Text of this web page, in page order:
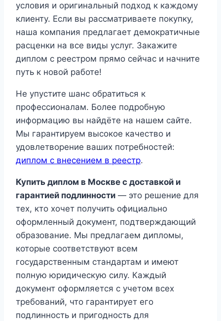
условия и оригинальный подход к каждому
клиенту. Если вы рассматриваете покупку,
наша компания предлагает демократичные
расценки на все виды услуг. Закажите
диплом с реестром прямо сейчас и начните
путь к новой работе!
Не упустите шанс обратиться к
профессионалам. Более подробную
информацию вы найдёте на нашем сайте.
Мы гарантируем высокое качество и
удовлетворение ваших потребностей:
диплом с внесением в реестр.
Купить диплом в Москве с доставкой и
гарантией подлинности — это решение для
тех, кто хочет получить официально
оформленный документ, подтверждающий
образование. Мы предлагаем дипломы,
которые соответствуют всем
государственным стандартам и имеют
полную юридическую силу. Каждый
документ оформляется с учетом всех
требований, что гарантирует его
подлинность и пригодность для